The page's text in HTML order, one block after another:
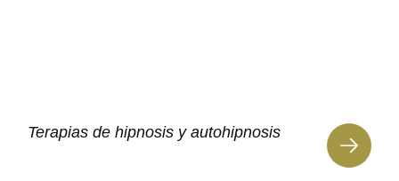
Terapias de hipnosis y autohipnosis